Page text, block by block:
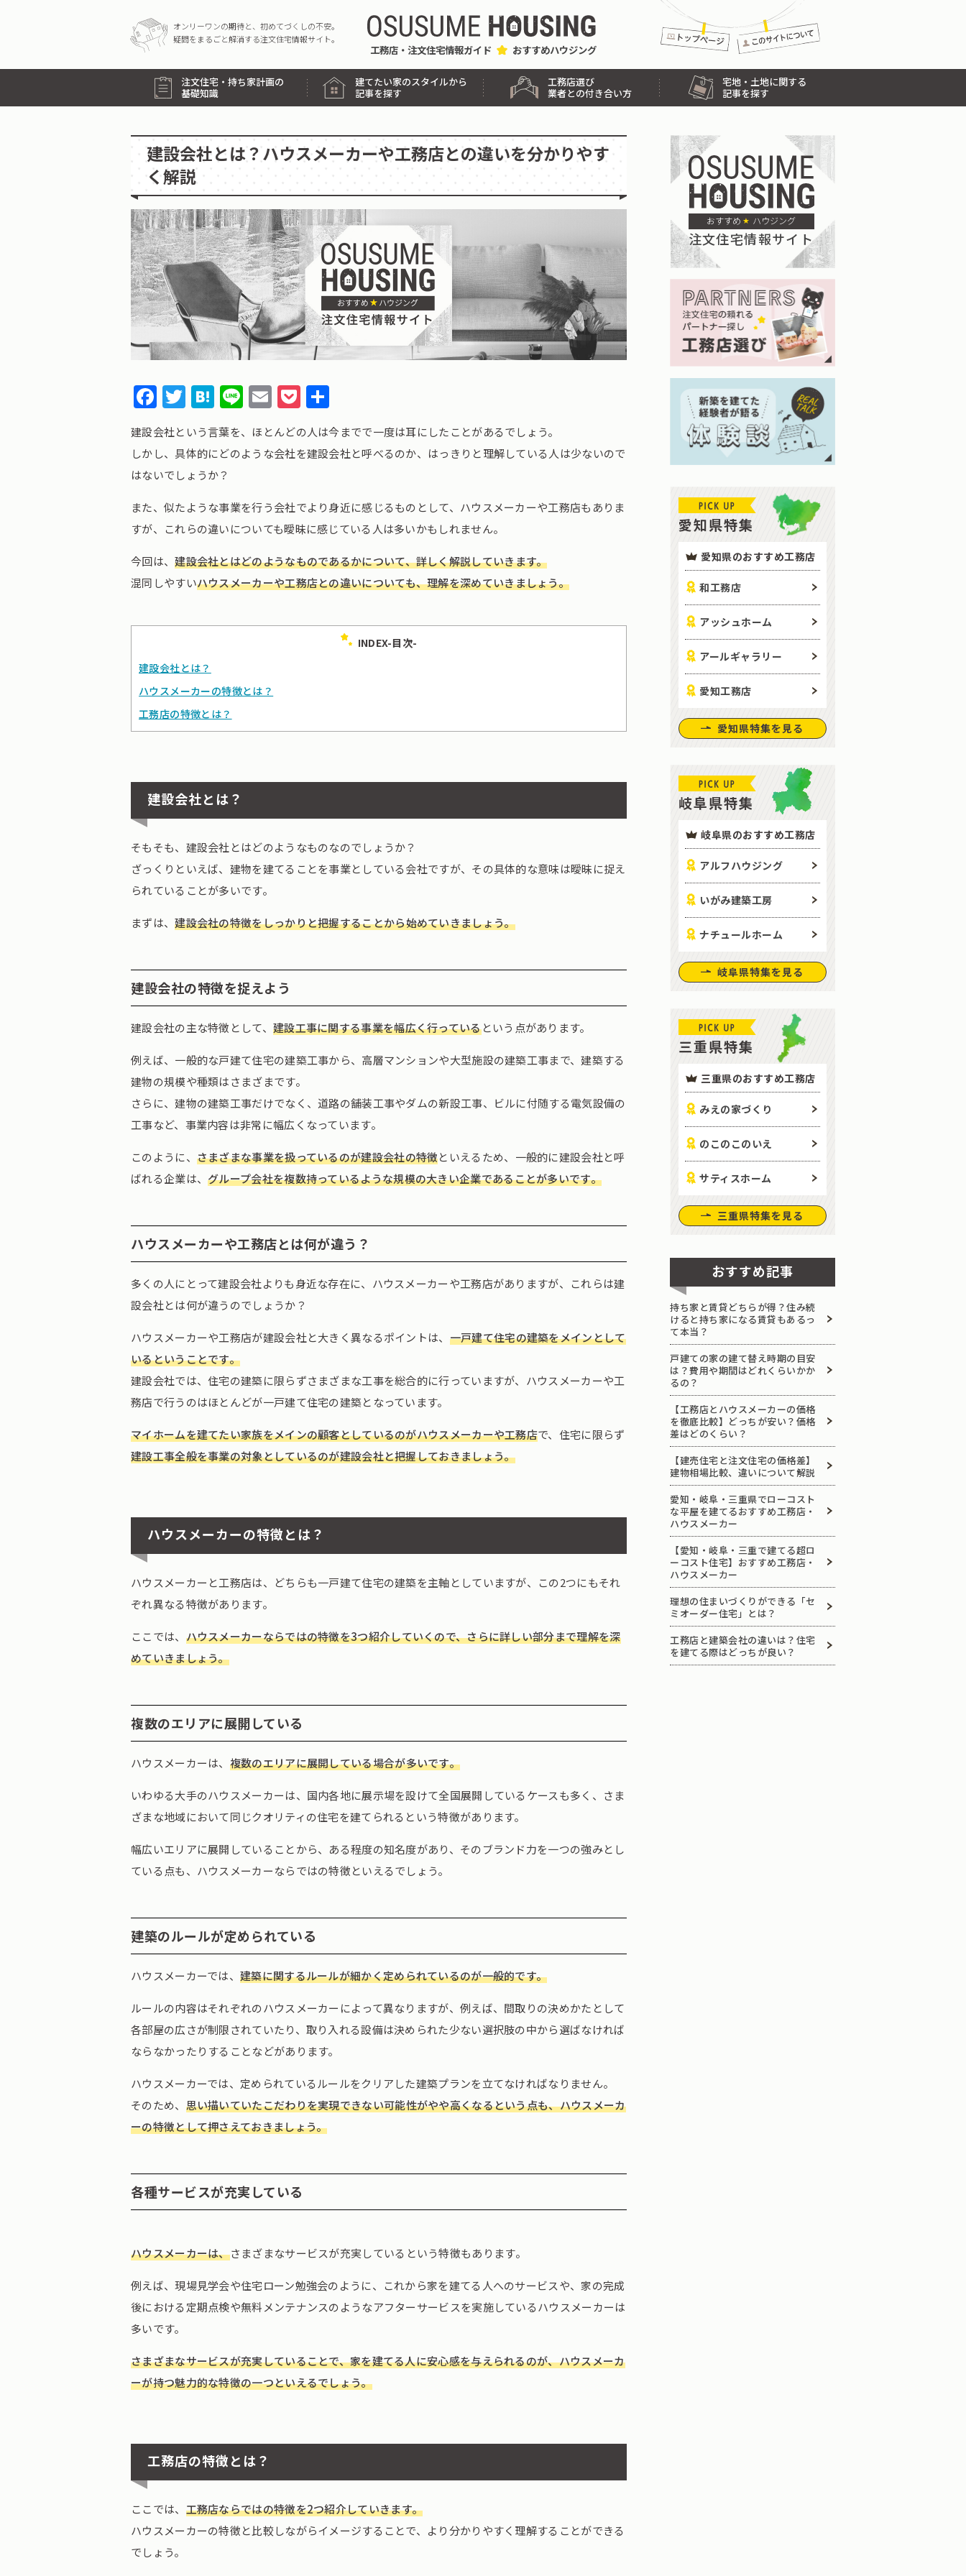
オンリーワンの期待と、初めてづくしの不安。
疑問をまるごと解消する注文住宅情報サイト。
工務店・注文住宅情報ガイド おすすめハウジング
注文住宅・持ち家計画の
基礎知識
建てたい家のスタイルから
記事を探す
工務店選び
業者との付き合い方
宅地・土地に関する
記事を探す
建設会社とは？ハウスメーカーや工務店との違いを分かりやす
く解説
Facebook
Twitter
Hatena
LineEmailPocket
有
建設会社という言葉を、ほとんどの人は今までで一度は耳にしたことがあるでしょう。
しかし、具体的にどのような会社を建設会社と呼べるのか、はっきりと理解している人は少ないので
はないでしょうか？
また、似たような事業を行う会社でより身近に感じるものとして、ハウスメーカーや工務店もありま
すが、これらの違いについても曖昧に感じている人は多いかもしれません。
今回は、建設会社とはどのようなものであるかについて、詳しく解説していきます。
混同しやすいハウスメーカーや工務店との違いについても、理解を深めていきましょう。
INDEX-目次-
建設会社とは？
ハウスメーカーの特徴とは？
工務店の特徴とは？
建設会社とは？
そもそも、建設会社とはどのようなものなのでしょうか？
ざっくりといえば、建物を建てることを事業としている会社ですが、その具体的な意味は曖昧に捉え
られていることが多いです。
まずは、建設会社の特徴をしっかりと把握することから始めていきましょう。
建設会社の特徴を捉えよう
建設会社の主な特徴として、 建設工事に関する事業を幅広く行っているという点があります。
例えば、一般的な戸建て住宅の建築工事から、高層マンションや大型施設の建築工事まで、建築する
建物の規模や種類はさまざまです。
さらに、建物の建築工事だけでなく、道路の舗装工事やダムの新設工事、ビルに付随する電気設備の
工事など、事業内容は非常に幅広くなっています。
このように、 さまざまな事業を扱っているのが建設会社の特徴といえるため、一般的に建設会社と呼
ばれる企業は、グループ会社を複数持っているような規模の大きい企業であることが多いです。
ハウスメーカーや工務店とは何が違う？
多くの人にとって建設会社よりも身近な存在に、ハウスメーカーや工務店がありますが、これらは建
設会社とは何が違うのでしょうか？
ハウスメーカーや工務店が建設会社と大きく異なるポイントは、 一戸建て住宅の建築をメインとして
いるということです。
建設会社では、住宅の建築に限らずさまざまな工事を総合的に行っていますが、ハウスメーカーや工
務店で行うのはほとんどが一戸建て住宅の建築となっています。
マイホームを建てたい家族をメインの顧客としているのがハウスメーカーや工務店で、住宅に限らず
建設工事全般を事業の対象としているのが建設会社と把握しておきましょう。
ハウスメーカーの特徴とは？
ハウスメーカーと工務店は、どちらも一戸建て住宅の建築を主軸としていますが、この2つにもそれ
ぞれ異なる特徴があります。
ここでは、 ハウスメーカーならではの特徴を3つ紹介していくので、さらに詳しい部分まで理解を深
めていきましょう。
複数のエリアに展開している
ハウスメーカーは、 複数のエリアに展開している場合が多いです。
いわゆる大手のハウスメーカーは、国内各地に展示場を設けて全国展開しているケースも多く、さま
ざまな地域において同じクオリティの住宅を建てられるという特徴があります。
幅広いエリアに展開していることから、ある程度の知名度があり、そのブランド力を一つの強みとし
ている点も、ハウスメーカーならではの特徴といえるでしょう。
建築のルールが定められている
ハウスメーカーでは、 建築に関するルールが細かく定められているのが一般的です。
ルールの内容はそれぞれのハウスメーカーによって異なりますが、例えば、間取りの決めかたとして
各部屋の広さが制限されていたり、取り入れる設備は決められた少ない選択肢の中から選ばなければ
ならなかったりすることなどがあります。
ハウスメーカーでは、定められているルールをクリアした建築プランを立てなければなりません。
そのため、 思い描いていたこだわりを実現できない可能性がやや高くなるという点も、ハウスメーカ
ーの特徴として押さえておきましょう。
各種サービスが充実している
ハウスメーカーは、さまざまなサービスが充実しているという特徴もあります。
例えば、現場見学会や住宅ローン勉強会のように、これから家を建てる人へのサービスや、家の完成
後における定期点検や無料メンテナンスのようなアフターサービスを実施しているハウスメーカーは
多いです。
さまざまなサービスが充実していることで、家を建てる人に安心感を与えられるのが、ハウスメーカ
ーが持つ魅力的な特徴の一つといえるでしょう。
工務店の特徴とは？
ここでは、 工務店ならではの特徴を2つ紹介していきます。
ハウスメーカーの特徴と比較しながらイメージすることで、より分かりやすく理解することができる
でしょう。
おすすめ ハウジング
注文住宅情報サイト
愛知県特集
愛知県のおすすめ工務店
和工務店
アッシュホーム
アールギャラリー
愛知工務店
愛知県特集を見る
岐阜県特集
岐阜県のおすすめ工務店
アルフハウジング
いがみ建築工房
ナチュールホーム
岐阜県特集を見る
三重県特集
三重県のおすすめ工務店
みえの家づくり
のこのこのいえ
サティスホーム
三重県特集を見る
おすすめ記事
持ち家と賃貸どちらが得？住み続
けると持ち家になる賃貸もあるっ
て本当？
戸建ての家の建て替え時期の目安
は？費用や期間はどれくらいかか
るの？
【工務店とハウスメーカーの価格
を徹底比較】どっちが安い？価格
差はどのくらい？
【建売住宅と注文住宅の価格差】
建物相場比較、違いについて解説
愛知・岐阜・三重県でローコスト
な平屋を建てるおすすめ工務店・
ハウスメーカー
【愛知・岐阜・三重で建てる超ロ
ーコスト住宅】おすすめ工務店・
ハウスメーカー
理想の住まいづくりができる「セ
ミオーダー住宅」とは？
工務店と建築会社の違いは？住宅
を建てる際はどっちが良い？